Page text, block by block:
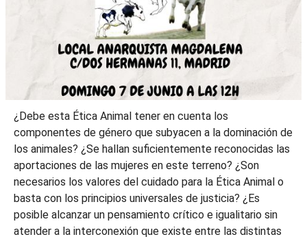
¿Debe esta Ética Animal tener en cuenta los
componentes de género que subyacen a la dominación de
los animales? ¿Se hallan suficientemente reconocidas las
aportaciones de las mujeres en este terreno? ¿Son
necesarios los valores del cuidado para la Ética Animal o
basta con los principios universales de justicia? ¿Es
posible alcanzar un pensamiento crítico e igualitario sin
atender a la interconexión que existe entre las distintas